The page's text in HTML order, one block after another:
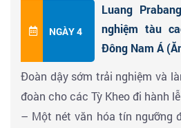
hữu nhiều hoa văn nhất đẹp
Thượng Toạ bộ Luông Phrabang.
Đoàn ăn tối, nhận phòng khách
NGÀY 4
Luang
nghiệm tàu
Đông Nam Á
Đoàn dậy sớm trải nghiệm và
đoàn cho các Tỳ Kheo đi hành
– Một nét văn hóa tín ngưỡng